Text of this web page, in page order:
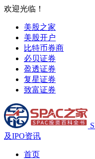
欢迎光临！
美股之家
美股开户
比特币券商
必贝证券
盈透证券
复星证券
致富证券
及IPO资讯
首页